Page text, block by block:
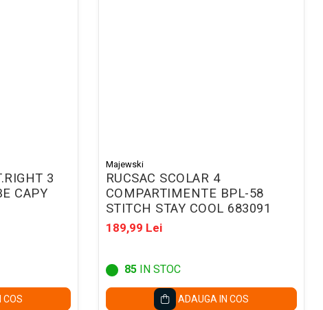
3
CAPY
COS
Majewski
RUCSAC SCOLAR 4
COMPARTIMENTE BPL-58
STITCH STAY COOL 683091
189,99 Lei
85IN STOC
ADAUGA IN COS